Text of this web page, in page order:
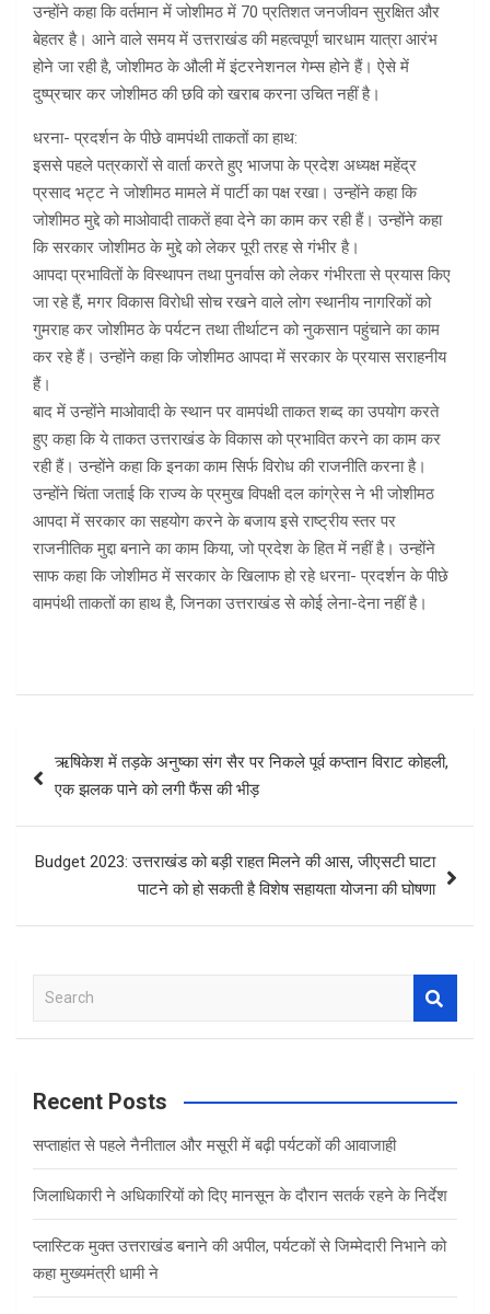
उन्होंने कहा कि वर्तमान में जोशीमठ में 70 प्रतिशत जनजीवन सुरक्षित और
बेहतर है। आने वाले समय में उत्तराखंड की महत्वपूर्ण चारधाम यात्रा आरंभ
होने जा रही है, जोशीमठ के औली में इंटरनेशनल गेम्स होने हैं। ऐसे में
दुष्प्रचार कर जोशीमठ की छवि को खराब करना उचित नहीं है।
धरना- प्रदर्शन के पीछे वामपंथी ताकतों का हाथ:
इससे पहले पत्रकारों से वार्ता करते हुए भाजपा के प्रदेश अध्यक्ष महेंद्र
प्रसाद भट्ट ने जोशीमठ मामले में पार्टी का पक्ष रखा। उन्होंने कहा कि
जोशीमठ मुद्दे को माओवादी ताकतें हवा देने का काम कर रही हैं। उन्होंने कहा
कि सरकार जोशीमठ के मुद्दे को लेकर पूरी तरह से गंभीर है।
आपदा प्रभावितों के विस्थापन तथा पुनर्वास को लेकर गंभीरता से प्रयास किए
जा रहे हैं, मगर विकास विरोधी सोच रखने वाले लोग स्थानीय नागरिकों को
गुमराह कर जोशीमठ के पर्यटन तथा तीर्थाटन को नुकसान पहुंचाने का काम
कर रहे हैं। उन्होंने कहा कि जोशीमठ आपदा में सरकार के प्रयास सराहनीय
हैं।
बाद में उन्होंने माओवादी के स्थान पर वामपंथी ताकत शब्द का उपयोग करते
हुए कहा कि ये ताकत उत्तराखंड के विकास को प्रभावित करने का काम कर
रही हैं। उन्होंने कहा कि इनका काम सिर्फ विरोध की राजनीति करना है।
उन्होंने चिंता जताई कि राज्य के प्रमुख विपक्षी दल कांग्रेस ने भी जोशीमठ
आपदा में सरकार का सहयोग करने के बजाय इसे राष्ट्रीय स्तर पर
राजनीतिक मुद्दा बनाने का काम किया, जो प्रदेश के हित में नहीं है। उन्होंने
साफ कहा कि जोशीमठ में सरकार के खिलाफ हो रहे धरना- प्रदर्शन के पीछे
वामपंथी ताकतों का हाथ है, जिनका उत्तराखंड से कोई लेना-देना नहीं है।
navigation
ऋषिकेश में तड़के अनुष्का संग सैर पर निकले पूर्व कप्तान विराट कोहली,
एक झलक पाने को लगी फैंस की भीड़
Budget 2023: उत्तराखंड को बड़ी राहत मिलने की आस, जीएसटी घाटा
पाटने को हो सकती है विशेष सहायता योजना की घोषणा
a
c
Recent Posts
सप्ताहांत से पहले नैनीताल और मसूरी में बढ़ी पर्यटकों की आवाजाही
जिलाधिकारी ने अधिकारियों को दिए मानसून के दौरान सतर्क रहने के निर्देश
प्लास्टिक मुक्त उत्तराखंड बनाने की अपील, पर्यटकों से जिम्मेदारी निभाने को
कहा मुख्यमंत्री धामी ने